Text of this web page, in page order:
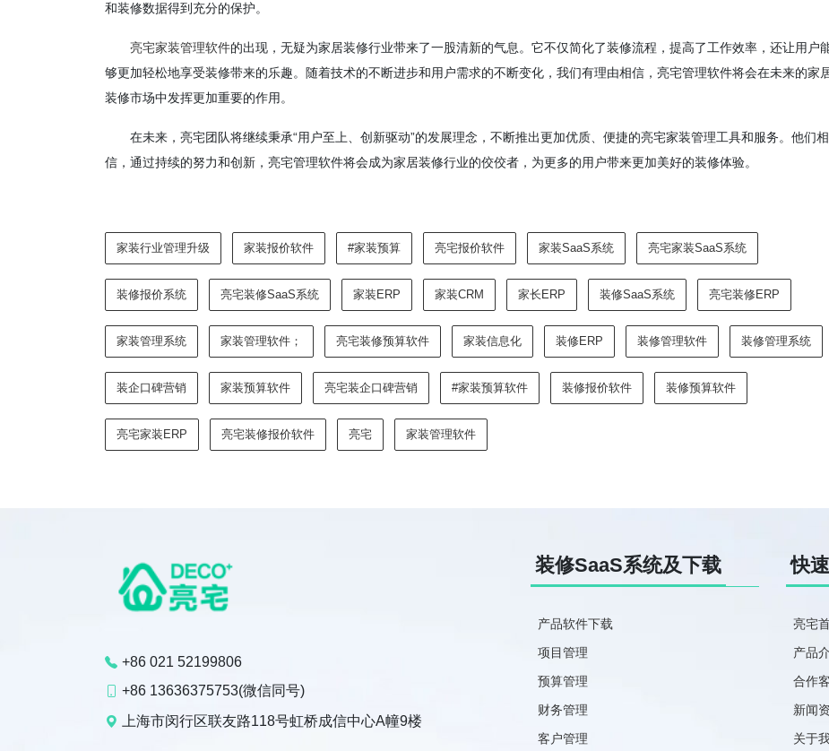
和装修数据得到充分的保护。
亮宅家装管理软件的出现，无疑为家居装修行业带来了一股清新的气息。它不仅简化了装修流程，提高了工作效率，还让用户
够更加轻松地享受装修带来的乐趣。随着技术的不断进步和用户需求的不断变化，我们有理由相信，亮宅管理软件将会在未来的家
装修市场中发挥更加重要的作用。
在未来，亮宅团队将继续秉承“用户至上、创新驱动”的发展理念，不断推出更加优质、便捷的亮宅家装管理工具和服务。他们相
信，通过持续的努力和创新，亮宅管理软件将会成为家居装修行业的佼佼者，为更多的用户带来更加美好的装修体验。
家装行业管理升级 家装报价软件 #家装预算 亮宅报价软件 家装SaaS系统 亮宅家装SaaS系统
装修报价系统 亮宅装修SaaS系统 家装ERP 家装CRM 家长ERP 装修SaaS系统 亮宅装修ERP
家装管理系统 家装管理软件； 亮宅装修预算软件 家装信息化 装修ERP 装修管理软件 装修管理系统
装企口碑营销 家装预算软件 亮宅装企口碑营销 #家装预算软件 装修报价软件 装修预算软件
亮宅家装ERP 亮宅装修报价软件 亮宅 家装管理软件
+86 021 52199806
+86 13636375753(微信同号)
上海市闵行区联友路118号虹桥成信中心A幢9楼
装修SaaS系统及下载
产品软件下载
项目管理
预算管理
财务管理
客户管理
快
亮宅
产品
合作
新闻
关于